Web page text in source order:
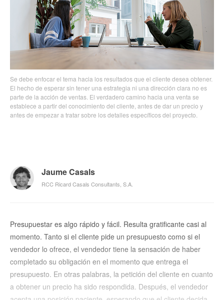
Se debe enfocar el tema hacia los resultados que el cliente desea obtener.
El hecho de esperar sin tener una estrategia ni una dirección clara no es
parte de la acción de ventas. El verdadero camino hacia una venta se
establece a partir del conocimiento del cliente, antes de dar un precio y
antes de empezar a tratar sobre los detalles específicos del proyecto.
Jaume Casals
RCC Ricard Casals Consultants, S.A.
Presupuestar es algo rápido y fácil. Resulta gratificante casi al
momento. Tanto si el cliente pide un presupuesto como si el
vendedor lo ofrece, el vendedor tiene la sensación de haber
completado su obligación en el momento que entrega el
presupuesto. En otras palabras, la petición del cliente en cuanto
a obtener un precio ha sido respondida. Después, el vendedor